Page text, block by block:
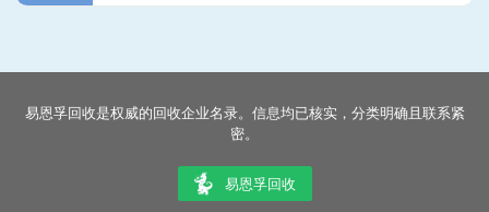
易恩孚回收是权威的回收企业名录。信息均已核实，分类明确且联系紧
密。
易恩孚回收